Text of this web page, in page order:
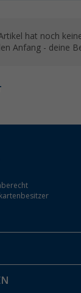
hat noch
Anfang - deine